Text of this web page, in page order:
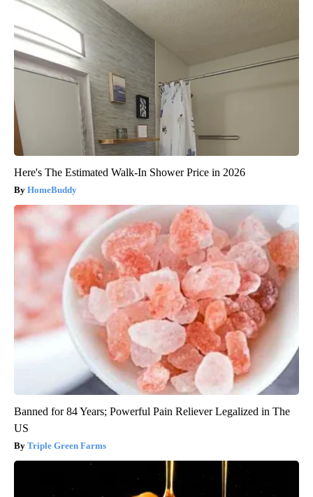
Here's The Estimated Walk-In Shower Price in 2026
HomeBuddy
Banned for 84 Years; Powerful Pain Reliever Legalized in The
US
Triple Green Farms